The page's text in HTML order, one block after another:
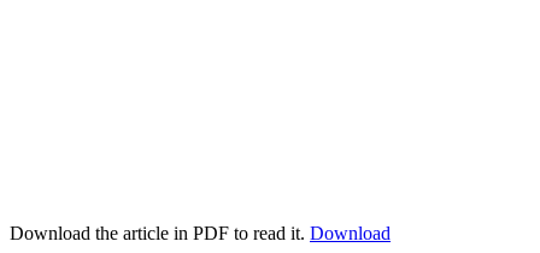
Download the article in PDF to read it. Download